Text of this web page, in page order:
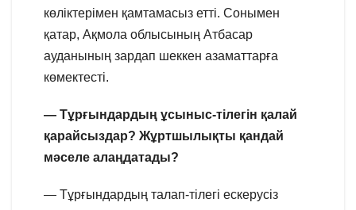
көліктерімен қамтамасыз етті. Сонымен
қатар, Ақмола облысының Атбасар
ауданының зардап шеккен азаматтарға
көмектесті.
— Тұрғындардың ұсыныс-тілегін қалай
қарайсыздар? Жұртшылықты қандай
мәселе алаңдатады?
— Тұрғындардың талап-тілегі ескерусіз